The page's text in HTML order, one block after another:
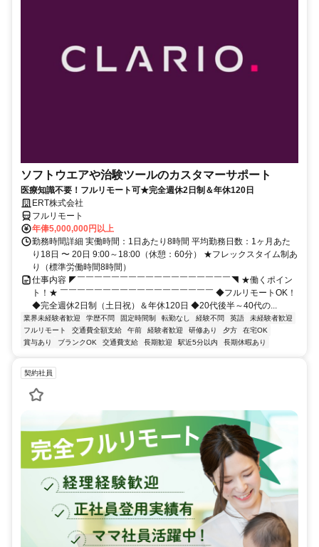
ソフトウエアや治験ツールのカスタマーサポート
医療知識不要！フルリモート可★完全週休2日制＆年休120日
ERT株式会社
フルリモート
年俸5,000,000円以上
勤務時間詳細 実働時間：1日あたり8時間 平均勤務日数：1ヶ月あた
り18日 〜 20日 9:00～18:00（休憩：60分） ★フレックスタイム制あ
り（標準労働時間8時間）
仕事内容 ◤￣￣￣￣￣￣￣￣￣￣￣￣￣￣￣￣￣￣◥ ★働くポイン
ト！★ ￣￣￣￣￣￣￣￣￣￣￣￣￣￣￣￣￣￣ ◆フルリモートOK！
◆完全週休2日制（土日祝）＆年休120日 ◆20代後半～40代の...
業界未経験者歓迎 学歴不問 固定時間制 転勤なし 経験不問 英語
未経験者歓迎
フルリモート
交通費全額支給 午前 経験者歓迎 研修あり 夕方
在宅OK
賞与あり
ブランクOK 交通費支給 長期歓迎 駅近5分以内 長期休暇あり
契約社員